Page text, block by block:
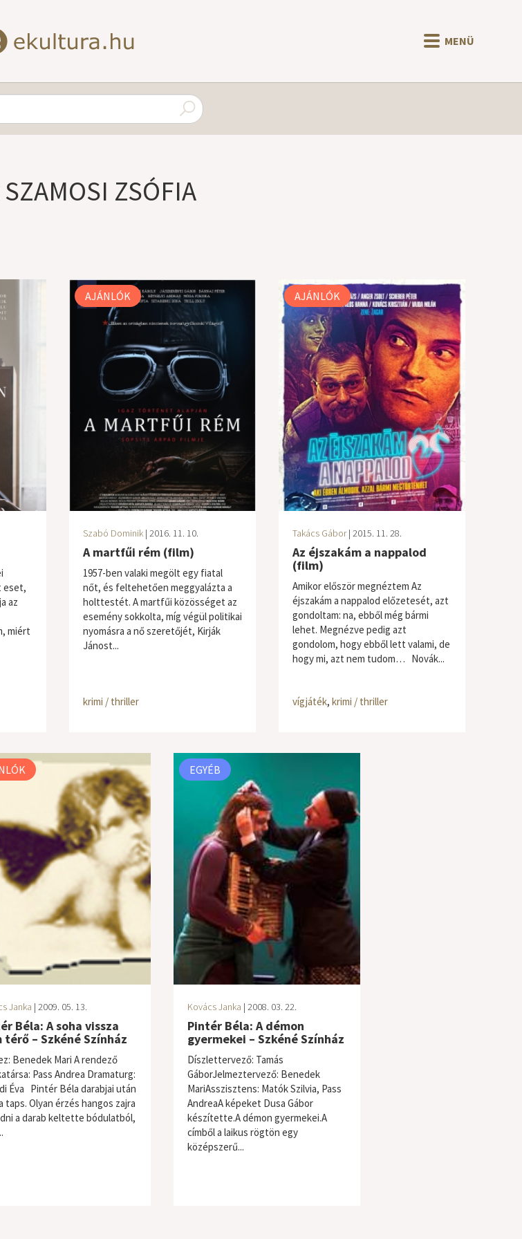
MENÜ
ZSÓFIA
eset,
az
miért
AJÁNLÓK
Szabó Dominik| 2016. 11. 10.
A martfűi rém (film)
1957-ben valaki megölt egy fiatal
nőt, és feltehetően meggyalázta a
holttestét. A martfűi közösséget az
esemény sokkolta, míg végül politikai
nyomásra a nő szeretőjét, Kirják
Jánost...
krimi / thriller
AJÁNLÓK
Takács Gábor| 2015. 11. 28.
Az éjszakám a nappalod
(film)
Amikor először megnéztem Az
éjszakám a nappalod előzetesét, azt
gondoltam: na, ebből még bármi
lehet. Megnézve pedig azt
gondolom, hogy ebből lett valami, de
hogy mi, azt nem tudom… Novák...
vígjáték, krimi / thriller
Janka | 2009. 05. 13.
Béla: A soha vissza
térő – Szkéné Színház
Benedek Mari A rendező
Pass Andrea Dramaturg:
Éva Pintér Béla darabjai után
taps. Olyan érzés hangos zajra
a darab keltette bódulatból,
EGYÉB
Kovács Janka | 2008. 03. 22.
Pintér Béla: A démon
gyermekei – Szkéné Színház
Díszlettervező: Tamás
GáborJelmeztervező: Benedek
MariAsszisztens: Matók Szilvia, Pass
AndreaA képeket Dusa Gábor
készítette.A démon gyermekei.A
címből a laikus rögtön egy
középszerű...